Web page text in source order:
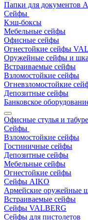
Папки для документов
Сейфы
Кэш-боксы
Мебельные сейфы
Офисные сейфы
Огнестойкие сейфы
Оружейные сейфы и
Встраиваемые сейфы
Взломостойкие сейфы
Огневзломостойкие
Депозитные сейфы
Банковское
Офисные стулья и
Сейфы
Взломостойкие сейфы
Гостиничные сейфы
Депозитные сейфы
Мебельные сейфы
Огнестойкие сейфы
Сейфы AIKO
Армейские оружейные
Встраиваемые сейфы
Сейфы VALBERG
Сейфы для пистолетов